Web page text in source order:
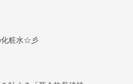
化粧水☆彡